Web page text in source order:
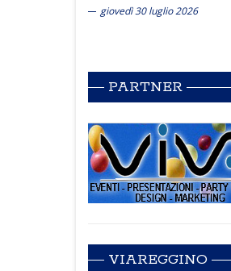
giovedì 30 luglio 2026
PARTNER
VIAREGGINO